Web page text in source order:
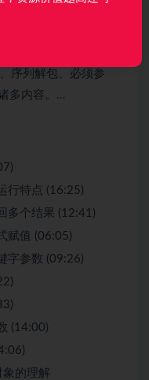
代码组织结构。函数
来说，函数的用法
序列解包、必须参
多内容。…
行特点 (16:25)
多个结果 (12:41)
赋值 (06:05)
字参数 (09:26)
(14:00)
的理解